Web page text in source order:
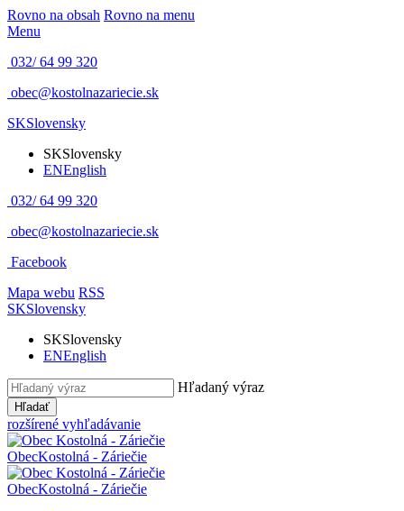
Rovno na obsah Rovno na menu
Menu
032/ 64 99 320
obec@kostolnazariecie.sk
SKSlovensky
SKSlovensky
ENEnglish
032/ 64 99 320
obec@kostolnazariecie.sk
Facebook
Mapa webu RSS
SKSlovensky
SKSlovensky
ENEnglish
Hľadaný výraz
Hľadať
rozšírené vyhľadávanie
ObecKostolná - Záriečie
ObecKostolná - Záriečie